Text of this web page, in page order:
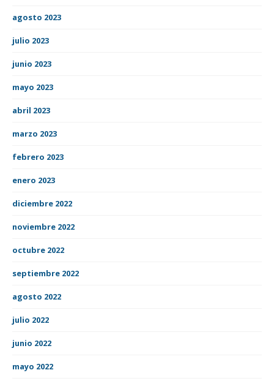
agosto 2023
julio 2023
junio 2023
mayo 2023
abril 2023
marzo 2023
febrero 2023
enero 2023
diciembre 2022
noviembre 2022
octubre 2022
septiembre 2022
agosto 2022
julio 2022
junio 2022
mayo 2022